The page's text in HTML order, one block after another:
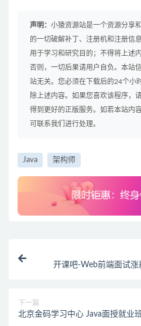
声明： 小猿资源站是一个资源分享
的一切破解补丁、注册机和注册信
用于学习和研究目的；不得将上述
否则，一切后果请用户自负。本站
站无关。您必须在下载后的24个小
除上述内容。如果您喜欢该程序，
得到更好的正版服务。如若本站内
可联系我们进行处理。
Java 架构师
开课吧-Web前端面试
下一篇
北京金码学习中心 Java面授就业